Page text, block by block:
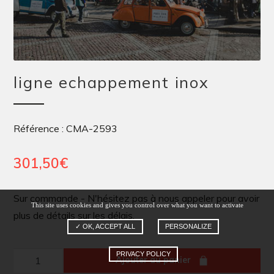
ligne echappement inox
Référence : CMA-2593
301,50€
Sur commande - N'hésitez pas à nous appeler pour avoir
plus de détails sur les délais.
quantité
Ajouter au panier
This site uses cookies and gives you control over what you want to activate
✓ OK, ACCEPT ALL PERSONALIZE
PRIVACY POLICY